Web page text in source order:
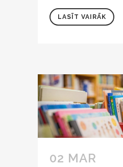
LASĪT VAIRĀK
02 MAR